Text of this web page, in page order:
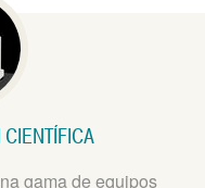
gama de equipos